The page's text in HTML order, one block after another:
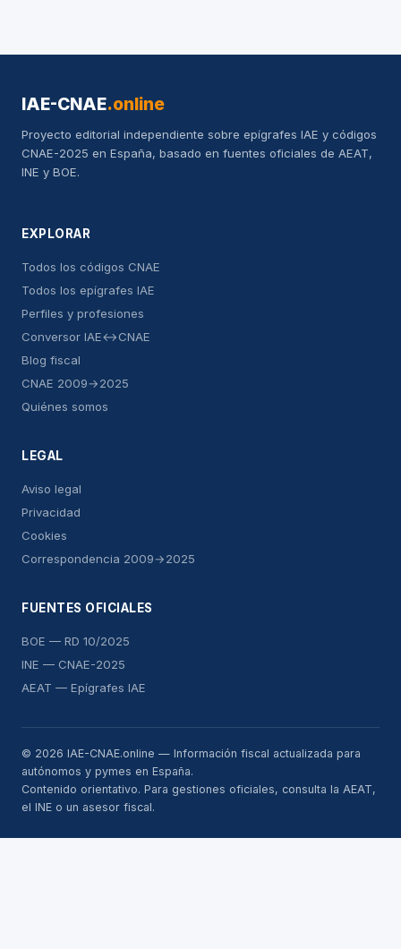
IAE-CNAE.online
Proyecto editorial independiente sobre epígrafes IAE y códigos
CNAE-2025 en España, basado en fuentes oficiales de AEAT,
INE y BOE.
EXPLORAR
Todos los códigos CNAE
Todos los epígrafes IAE
Perfiles y profesiones
Conversor IAE↔CNAE
Blog fiscal
CNAE 2009→2025
Quiénes somos
LEGAL
Aviso legal
Privacidad
Cookies
Correspondencia 2009→2025
FUENTES OFICIALES
BOE — RD 10/2025
INE — CNAE-2025
AEAT — Epígrafes IAE
© 2026 IAE-CNAE.online — Información fiscal actualizada para
autónomos y pymes en España.
Contenido orientativo. Para gestiones oficiales, consulta la AEAT,
el INE o un asesor fiscal.